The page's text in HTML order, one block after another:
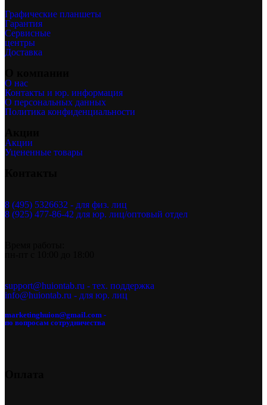
Графические планшеты
Гарантия
Сервисные
центры
Доставка
О нас
Контакты и юр. информация
О персональных данных
Политика конфиденциальности
Акции
Уцененные товары
8 (495) 5326632 - для физ. лиц
8 (925) 477-86-42 для юр. лиц/оптовый отдел
support@huiontab.ru - тех. поддержка
info@huiontab.ru - для юр. лиц
marketinghuion@gmail.com -
по вопросам сотрудничества